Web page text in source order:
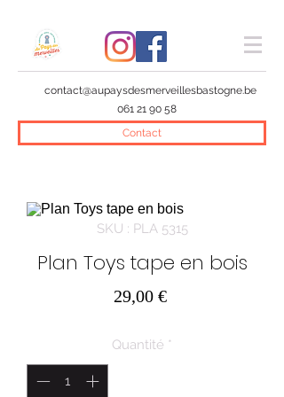
contact@aupaysdesmerveillesbastogne.be
061 21 90 58
Contact
SKU : PLA 5315
Plan Toys tape en bois
29,00 €Prix
Quantité *